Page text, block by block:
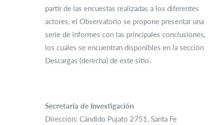
partir de las encuestas realizadas a los diferentes
actores, el Observatorio se propone presentar una
serie de informes con las principales conclusiones,
los cuales se encuentran disponibles en la sección
Descargas (derecha) de este sitio.
Secretaría de Investigación
Dirección: Cándido Pujato 2751, Santa Fe